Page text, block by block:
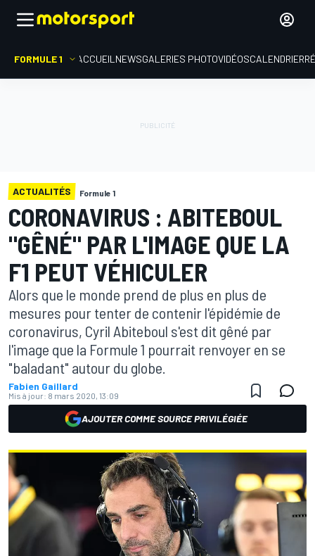
FORMULE 1 ACCUEIL NEWSGALERIES PHOTOVIDÉOSCALENDRIER
ACTUALITÉS Formule 1
CORONAVIRUS : ABITEBOUL
"GÊNÉ" PAR L'IMAGE QUE LA
F1 PEUT VÉHICULER
Alors que le monde prend de plus en plus de
mesures pour tenter de contenir l'épidémie de
coronavirus, Cyril Abiteboul s'est dit gêné par
l'image que la Formule 1 pourrait renvoyer en se
"baladant" autour du globe.
Fabien Gaillard
Mis à jour: 8 mars 2020, 13:09
AJOUTER COMME SOURCE PRIVILÉGIÉE